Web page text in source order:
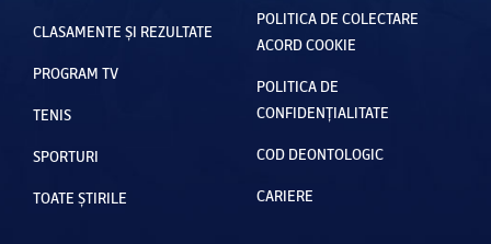
CLASAMENTE ȘI REZULTATE
PROGRAM TV
TENIS
SPORTURI
TOATE ȘTIRILE
POLITICA DE COLECTARE
ACORD COOKIE
POLITICA DE
CONFIDENȚIALITATE
COD DEONTOLOGIC
CARIERE